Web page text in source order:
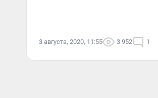
3 августа, 2020, 11:55 3 952 1